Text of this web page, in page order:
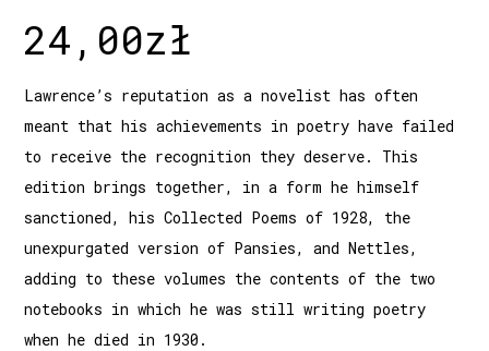
24,00zł
Lawrence’s reputation as a novelist has often
meant that his achievements in poetry have failed
to receive the recognition they deserve. This
edition brings together, in a form he himself
sanctioned, his Collected Poems of 1928, the
unexpurgated version of Pansies, and Nettles,
adding to these volumes the contents of the two
notebooks in which he was still writing poetry
when he died in 1930.